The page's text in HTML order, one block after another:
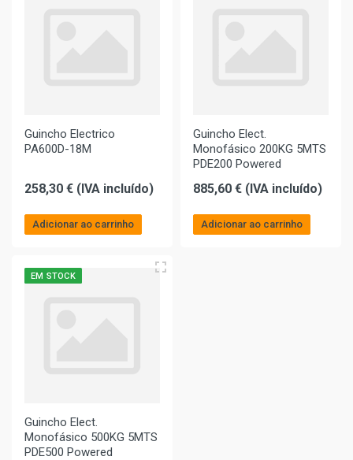
Guincho Electrico
PA600D-18M
258,30 € (IVA incluído)
Adicionar ao carrinho
Guincho Elect.
Monofásico 200KG 5MTS
PDE200 Powered
885,60 € (IVA incluído)
Adicionar ao carrinho
EM STOCK
Guincho Elect.
Monofásico 500KG 5MTS
PDE500 Powered